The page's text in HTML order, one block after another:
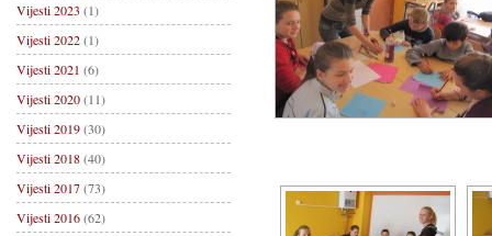
Vijesti 2023 (1)
Vijesti 2022(1)
Vijesti 2021 (6)
Vijesti 2020(11)
Vijesti 2019(30)
Vijesti 2018(40)
Vijesti 2017(73)
Vijesti 2016(62)